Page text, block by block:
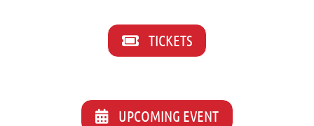
TICKETS
UPCOMING EVENT